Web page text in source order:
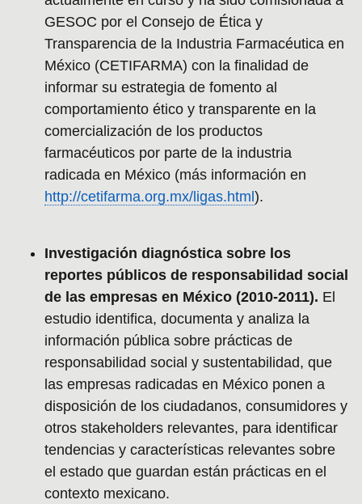
GESOC por el Consejo de Ética y
Transparencia de la Industria Farmacéutica en
México (CETIFARMA) con la finalidad de
informar su estrategia de fomento al
comportamiento ético y transparente en la
comercialización de los productos
farmacéuticos por parte de la industria
radicada en México (más información en
http://cetifarma.org.mx/ligas.html).
Investigación diagnóstica sobre los
reportes públicos de responsabilidad social
de las empresas en México (2010-2011). El
estudio identifica, documenta y analiza la
información pública sobre prácticas de
responsabilidad social y sustentabilidad, que
las empresas radicadas en México ponen a
disposición de los ciudadanos, consumidores y
otros stakeholders relevantes, para identificar
tendencias y características relevantes sobre
el estado que guardan están prácticas en el
contexto mexicano.